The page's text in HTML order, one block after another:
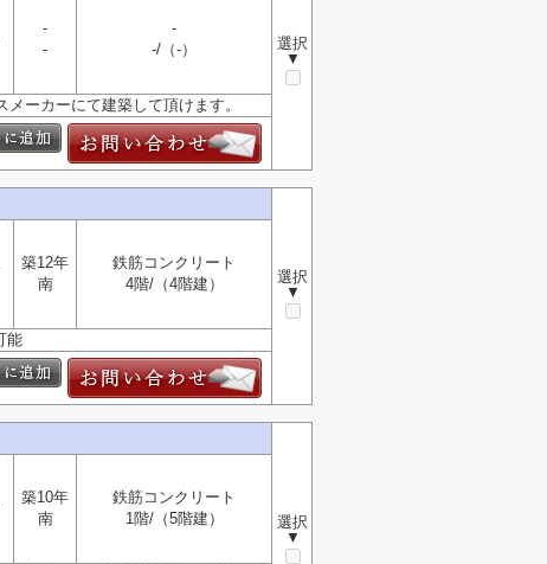
選択
▼
-
-
-
-/（-）
ーカーにて建築して頂けます。
選択
▼
築12年
南
鉄筋コンクリート
4階/（4階建）
能
選択
▼
築10年
南
鉄筋コンクリート
1階/（5階建）